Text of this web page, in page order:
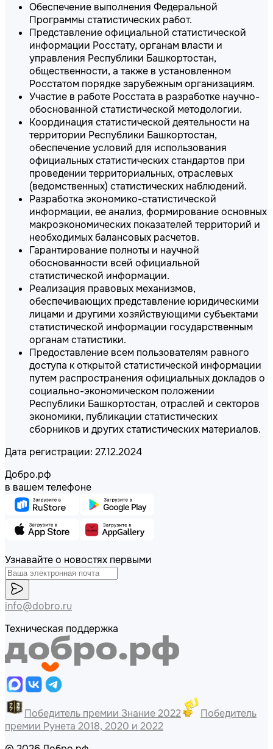
Обеспечение выполнения Федеральной
Программы статистических работ.
Представление официальной статистической
информации Росстату, органам власти и
управления Республики Башкортостан,
общественности, а также в установленном
Росстатом порядке зарубежным организациям.
Участие в работе Росстата в разработке научно-
обоснованной статистической методологии.
Координация статистической деятельности на
территории Республики Башкортостан,
обеспечение условий для использования
официальных статистических стандартов при
проведении территориальных, отраслевых
(ведомственных) статистических наблюдений.
Разработка экономико-статистической
информации, ее анализ, формирование основных
макроэкономических показателей территорий и
необходимых балансовых расчетов.
Гарантирование полноты и научной
обоснованности всей официальной
статистической информации.
Реализация правовых механизмов,
обеспечивающих представление юридическими
лицами и другими хозяйствующими субъектами
статистической информации государственным
органам статистики.
Предоставление всем пользователям равного
доступа к открытой статистической информации
путем распространения официальных докладов о
социально-экономическом положении
Республики Башкортостан, отраслей и секторов
экономики, публикации статистических
сборников и других статистических материалов.
Дата регистрации: 27.12.2024
Добро.рф
в вашем телефоне
Узнавайте о новостях первыми
info@dobro.ru
Техническая поддержка
Победитель премии Знание 2022
Победитель
премии Рунета 2018, 2020 и 2022